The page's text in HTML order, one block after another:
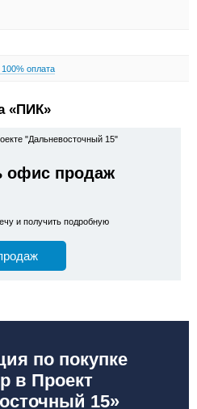
100% оплата
«ПИК»
офис продаж
и получить подробную
по покупке
в Проект
15»